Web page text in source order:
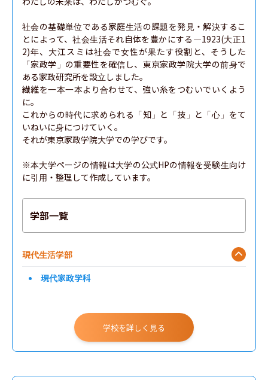
社会の基礎単位である家庭生活の課題を発見・解決するこ
とによって、社会生活それ自体を豊かにする—1923(大正1
2)年、大江スミは社会で女性が果たす役割と、そうした
「家政学」の重要性を確信し、東京家政学院大学の前身で
ある家政研究所を設立しました。
繊維を一本一本より合わせて、強い糸をつむいでいくよう
に。
これからの時代に求められる「知」と「技」と「心」をて
いねいに身につけていく。
それが東京家政学院大学での学びです。
※本大学ページの情報は大学の公式HPの情報を受験生向け
に引用・整理して作成しています。
学部一覧
現代生活学部
現代家政学科
学校を詳しく見る